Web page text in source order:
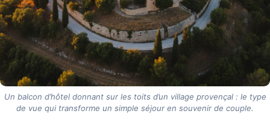
Un balcon d’hôtel donnant sur les toits d’un village provençal : le type
de vue qui transforme un simple séjour en souvenir de couple.